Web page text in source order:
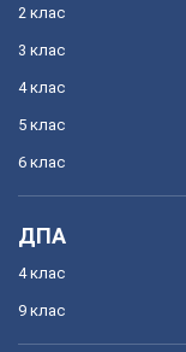
2 клас
3 клас
4 клас
5 клас
6 клас
ДПА
4 клас
9 клас